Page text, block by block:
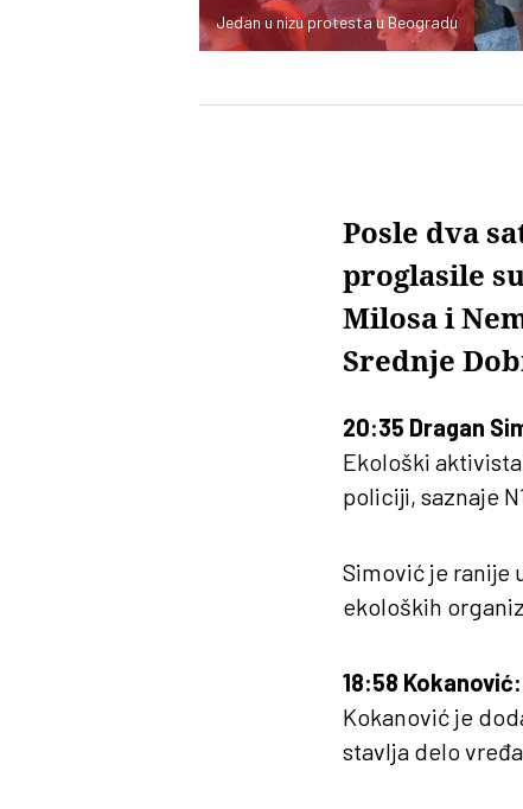
Jedan u nizu protesta u Beogradu
Posle dva
proglasile
Milosa i
Srednje
20:35 Dragan
Ekološki
policiji, saznaje
Simović je ranije
ekoloških
18:58
Kokanović je
stavlja delo